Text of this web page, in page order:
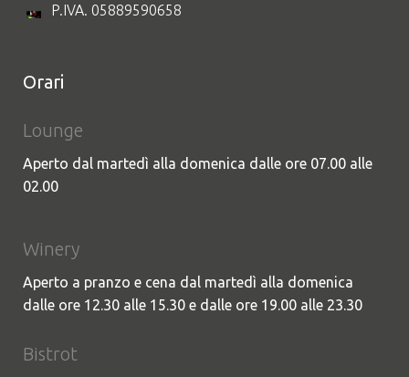
P.IVA. 05889590658
Orari
Lounge
Aperto dal martedì alla domenica dalle ore 07.00 alle
02.00
Winery
Aperto a pranzo e cena dal martedì alla domenica
dalle ore 12.30 alle 15.30 e dalle ore 19.00 alle 23.30
Bistrot